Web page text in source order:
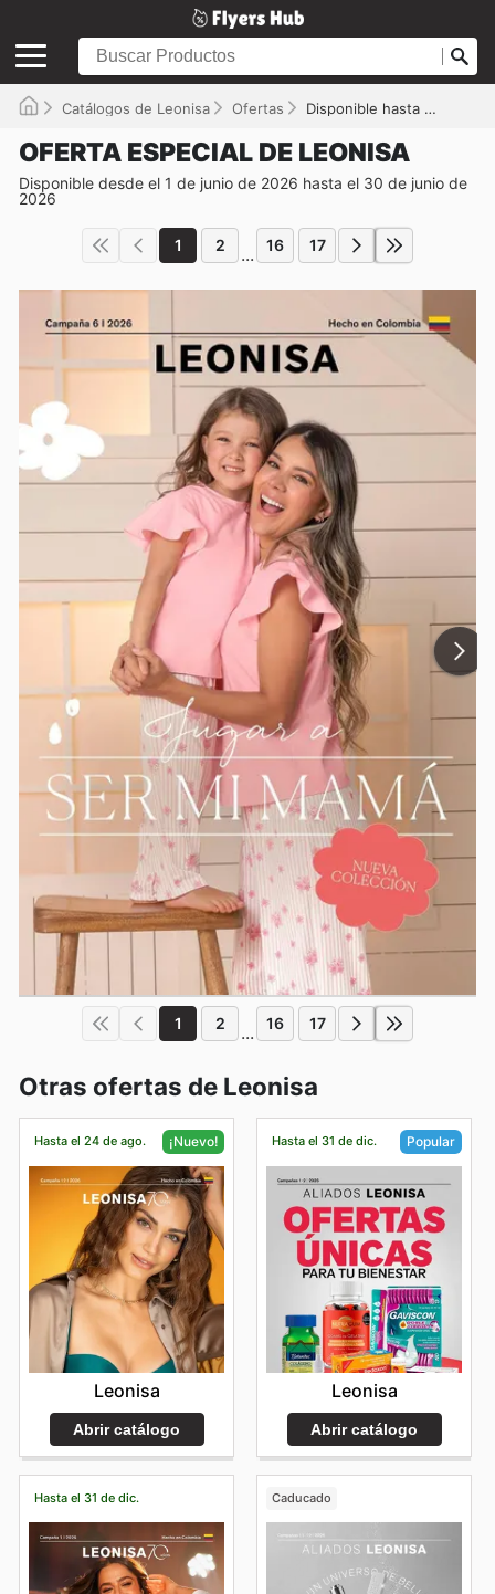
Catálogos de Leonisa Ofertas Disponible hasta el 30/06/2026
OFERTA ESPECIAL DE LEONISA
Disponible desde el 1 de junio de 2026 hasta el 30 de junio de
2026
1 2 ... 16 17
1 2 ... 16 17
Otras ofertas de Leonisa
Hasta el 24 de ago. ¡Nuevo!
Leonisa
Abrir catálogo
Hasta el 31 de dic. Popular
Leonisa
Abrir catálogo
Hasta el 31 de dic. Caducado